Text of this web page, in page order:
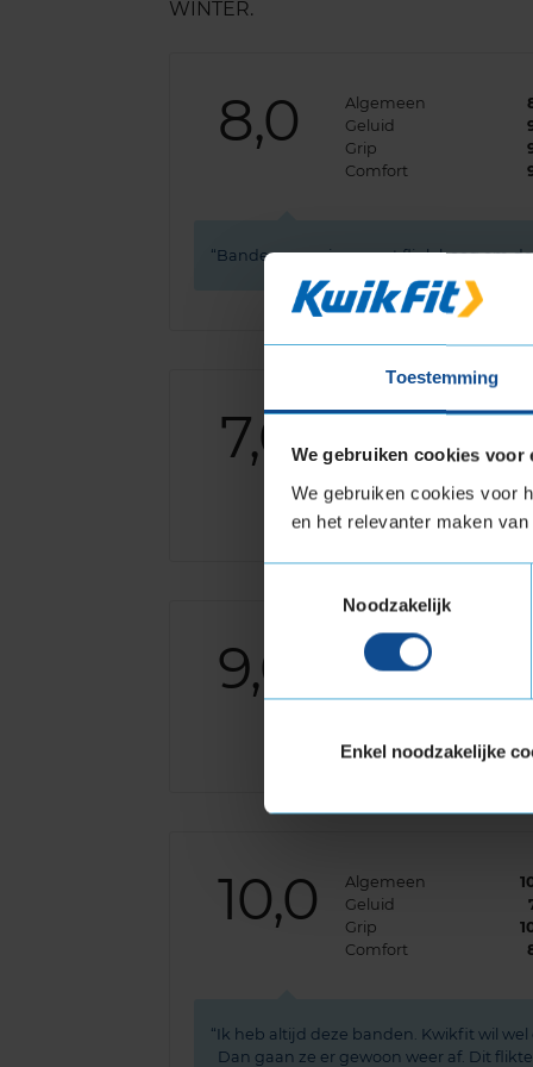
Toestemming
We gebruiken cookies voor
We gebruiken cookies voor
en het relevanter maken
Noodzakelijk
Enkel noodzakelijke
WINTER.
8,0 Algemeen
Geluid
Grip
Comfort
Bandenspanning moet flink hoog om
7,0 Algemeen
Grip
Comfort
9,0 Algemeen
Geluid
Grip
10,0 Algemeen
Geluid
Grip
Comfort
Ik heb altijd deze banden. Kwikfit wil
Dan gaan ze er gewoon weer af. Dit